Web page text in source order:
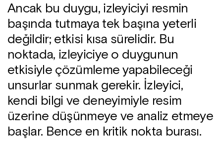
Ancak bu duygu, izleyiciyi resmin
başında tutmaya tek başına yeterli
değildir; etkisi kısa sürelidir. Bu
noktada, izleyiciye o duygunun
etkisiyle çözümleme yapabileceği
unsurlar sunmak gerekir. İzleyici,
kendi bilgi ve deneyimiyle resim
üzerine düşünmeye ve analiz etmeye
başlar. Bence en kritik nokta burası.